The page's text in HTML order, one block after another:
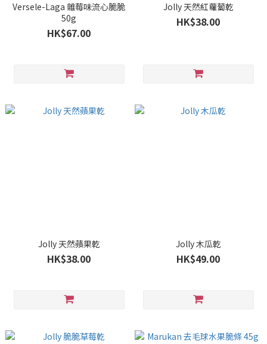
Versele-Laga 雜莓味流心脆脆
50g
HK$67.00
Jolly 天然紅蘿蔔乾
HK$38.00
Jolly 天然蘋果乾
HK$38.00
Jolly 木瓜乾
HK$49.00